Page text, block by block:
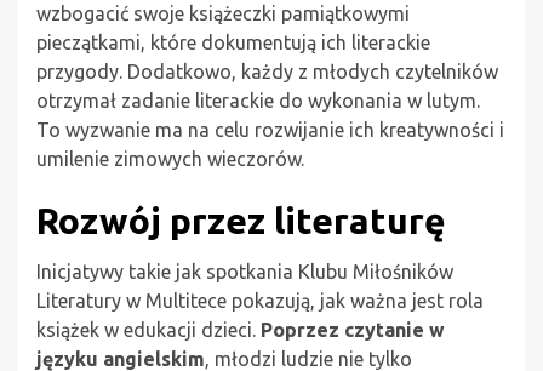
wzbogacić swoje książeczki pamiątkowymi
pieczątkami, które dokumentują ich literackie
przygody. Dodatkowo, każdy z młodych czytelników
otrzymał zadanie literackie do wykonania w lutym.
To wyzwanie ma na celu rozwijanie ich kreatywności i
umilenie zimowych wieczorów.
Rozwój przez literaturę
Inicjatywy takie jak spotkania Klubu Miłośników
Literatury w Multitece pokazują, jak ważna jest rola
książek w edukacji dzieci. Poprzez czytanie w
języku angielskim, młodzi ludzie nie tylko